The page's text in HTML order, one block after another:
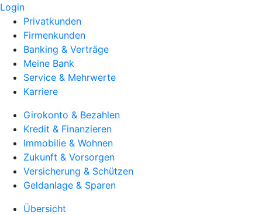
Login
Privatkunden
Firmenkunden
Banking & Verträge
Meine Bank
Service & Mehrwerte
Karriere
Girokonto & Bezahlen
Kredit & Finanzieren
Immobilie & Wohnen
Zukunft & Vorsorgen
Versicherung & Schützen
Geldanlage & Sparen
Übersicht